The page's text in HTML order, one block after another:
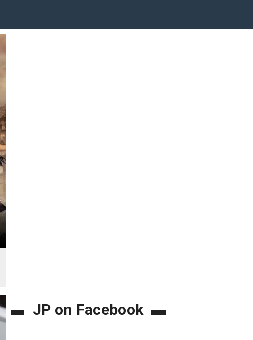
JP on Facebook